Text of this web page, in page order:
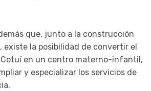
que, junto a la construcción
existe la posibilidad de convertir el
en un centro materno-infantil,
y especializar los servicios de